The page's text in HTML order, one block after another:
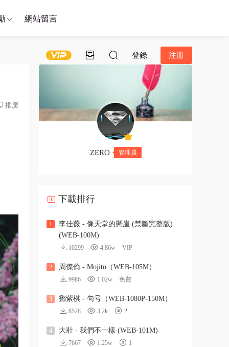
網站留言
登錄 注冊
推廣
ZERO 管理員
下載排行
1
李佳薇 - 像天堂的懸崖 (禁斷完整版)
(WEB-100M)
10299 4.86w VIP
2 周傑倫 - Mojito（WEB-105M）
9986 1.02w 免費
3 鄧紫棋 - 句号（WEB-1080P-150M）
8528 3.2k 2
4 大壯 - 我們不一樣 (WEB-101M)
7667 1.25w 1